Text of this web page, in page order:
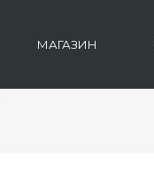
МАГАЗИН